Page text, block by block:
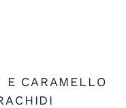
E CARAMELLO